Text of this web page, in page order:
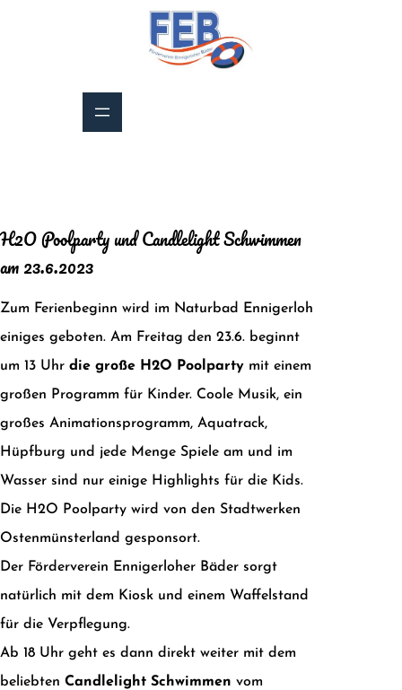
H2O Poolparty und Candlelight Schwimmen
am 23.6.2023
Zum Ferienbeginn wird im Naturbad Ennigerloh
einiges geboten. Am Freitag den 23.6. beginnt
um 13 Uhr die große H2O Poolparty mit einem
großen Programm für Kinder. Coole Musik, ein
großes Animationsprogramm, Aquatrack,
Hüpfburg und jede Menge Spiele am und im
Wasser sind nur einige Highlights für die Kids.
Die H2O Poolparty wird von den Stadtwerken
Ostenmünsterland gesponsort.
Der Förderverein Ennigerloher Bäder sorgt
natürlich mit dem Kiosk und einem Waffelstand
für die Verpflegung.
Ab 18 Uhr geht es dann direkt weiter mit dem
beliebten Candlelight Schwimmen vom